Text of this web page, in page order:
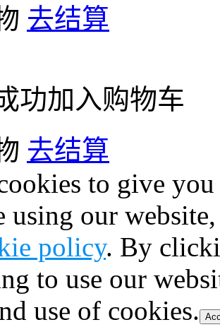
去结算
功加入购物车
去结算
to give
using our
policy. By
to use our
use of cookies.